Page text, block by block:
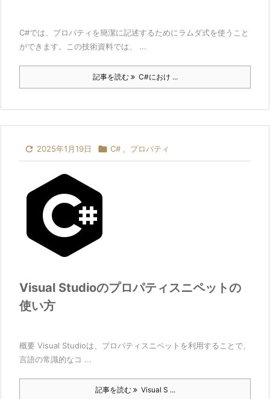
C#では、プロパティを簡潔に記述するためにラムダ式を使うこと
ができます。この技術資料では、 ...
記事を読む C#におけ ...
 2025年1月19日  C# , プロパティ
Visual Studioのプロパティスニペットの
使い方
概要 Visual Studioは、プロパティスニペットを利用することで、
言語の常識的なコ ...
記事を読む Visual S ...